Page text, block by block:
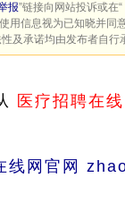
报”链接向网站投诉或在“
用信息视为已知晓并同
及承诺均由发布者自
医疗招聘在
线网官网